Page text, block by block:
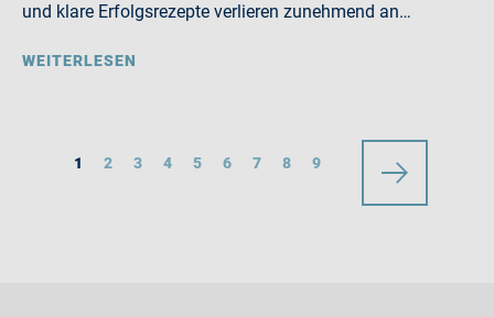
und klare Erfolgsrezepte verlieren zunehmend an…
WEITERLESEN
1 2 3 4 5 6 7 8 9